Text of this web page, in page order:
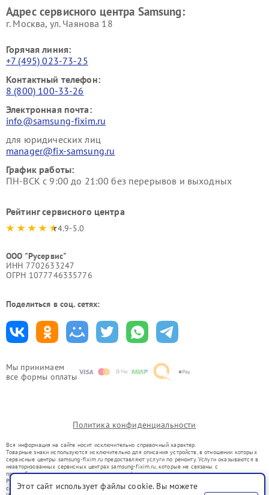
Мы принимаем
все формы оплаты
Адрес сервисного центра Samsung:
г. Москва, ул. Чаянова 18
Горячая линия:
+7 (495) 023-73-25
Контактный телефон:
8 (800) 100-33-26
Электронная почта:
info@samsung-fixim.ru
для юридических лиц
manager@fix-samsung.ru
График работы:
ПН-ВСК с 9:00 до 21:00 без перерывов и выходных
Рейтинг сервисного центра
4.9-5.0
ООО "Русервис"
ИНН 7702633247
ОГРН 1077746335776
Поделиться в соц. сетях:
Политика конфиденциальности
Вся информация на сайте носит исключительно справочный характер.
Товарные знаки используются исключительно для описания устройств, в отношении которых
сервисные центры samsung-fixim.ru предоставляют услуги по ремонту. Услуги оказываются в
неавторизованных сервисных центрах samsung-fixim.ru, которые не связаны с
правообладателями товарных знаков или их официальными представителями.
Ремонт осуществляется для устройств, уже введенных в гражданский оборот в соответствии
со статьей 1487 ГК РФ.
Этот сайт использует файлы cookie. Вы можете